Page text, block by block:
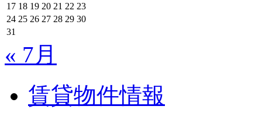
17 18 19 20 21 22 23
24 25 26 27 28 29 30
31
« 7月
賃貸物件情報